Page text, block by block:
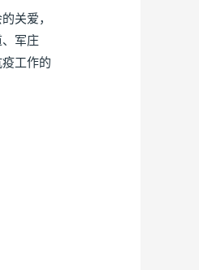
关爱，
军庄
工作的